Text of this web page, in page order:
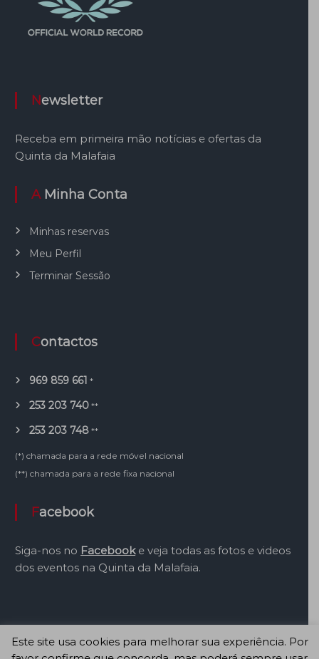
Newsletter
Receba em primeira mão notícias e ofertas da
Quinta da Malafaia
A Minha Conta
Minhas reservas
Meu Perfil
Terminar Sessão
Contactos
969 859 661 *
253 203 740 **
253 203 748 **
(*) chamada para a rede móvel nacional
(**) chamada para a rede fixa nacional
Facebook
Siga-nos no Facebooke veja todas as fotos e videos
dos eventos na Quinta da Malafaia.
Este site usa cookies para melhorar sua experiência. Por